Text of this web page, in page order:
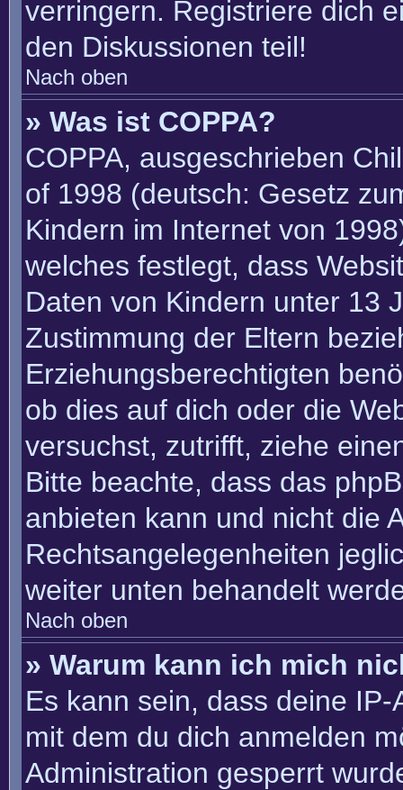
verringern. Registriere dich
den Diskussionen teil!
Nach oben
» Was ist COPPA?
COPPA, ausgeschrieben
of 1998 (deutsch: Gesetz
Kindern im Internet von
welches festlegt, dass
Daten von Kindern unter 13
Zustimmung der Eltern
Erziehungsberechtigten
ob dies auf dich oder die
versuchst, zutrifft, ziehe
Bitte beachte, dass das
anbieten kann und nicht die
Rechtsangelegenheiten
weiter unten behandelt
Nach oben
» Warum kann ich mich
Es kann sein, dass deine
mit dem du dich anmelden
Administration gesperrt